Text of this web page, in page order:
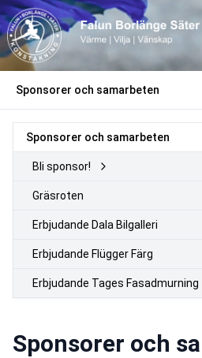
Sponsorer och samarbeten
Sponsorer och samarbeten
Bli sponsor!
Gräsroten
Erbjudande Dala Bilgalleri
Erbjudande Flügger Färg
Erbjudande Tages Fasadmurning
Sponsorer och